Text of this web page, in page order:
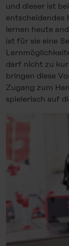
und dieser ist
entscheidendes
lernen heute
ist für sie eine
darf nicht zu
bringen diese
Zugang zum
spielerisch auf